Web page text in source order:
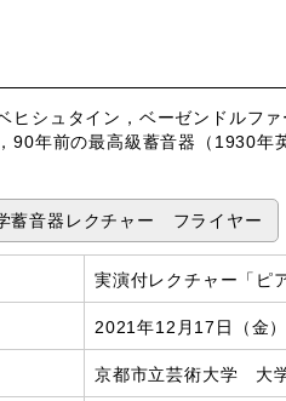
ヒシュタイン，ベーゼンドルフ
90年前の最高級蓄音器（1930
蓄音器レクチャー フライヤー
実演付レクチャー「ピ
2021年12月17日（金
京都市立芸術大学 大